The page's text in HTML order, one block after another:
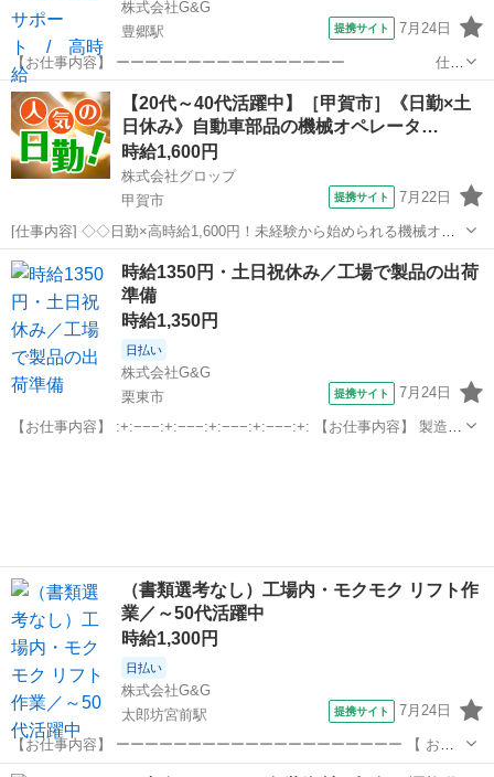
株式会社G&G
豊郷駅
提携サイト 7月24日
【お仕事内容】 ーーーーーーーーーーーーーーーー 仕事
内容 ーーーーーーーーーーーーーーーー ヒゲソリ機の製造サポートを
お任せします。 （１）専用BOXの受け替え （２）箱詰め （３）機械
に材料の投入 上...
滋賀 愛知郡 豊郷駅 仕分け
【20代～40代活躍中】［甲賀市］《日勤×土
日休み》自動車部品の機械オペレータ…
時給1,600円
株式会社グロップ
甲賀市
提携サイト 7月22日
[仕事内容] ◇◇日勤×高時給1,600円！未経験から始められる機械オペ
レーター◇◇ 土日休みでプライベートも充実！ 未経験から製造スキル
を身につけて、長期で安定して働けます♪ 【自動車部品の機械オペレ
ーター】 ▼仕事内...
滋賀 甲賀市 仕分け
時給1350円・土日祝休み／工場で製品の出荷
準備
時給1,350円
日払い
株式会社G&G
栗東市
提携サイト 7月24日
【お仕事内容】 :+:−−−:+:−−−:+:−−−:+:−−−:+: 【お仕事内容】 製造が
（書類選考なし）工場内・モクモク リフト作
業／～50代活躍中
時給1,300円
日払い
株式会社G&G
太郎坊宮前駅
提携サイト 7月24日
【お仕事内容】 ーーーーーーーーーーーーーーーーーーーー 【 お仕
事内容 】 シャンプー容器を製造している工場で リフト作業をお任せ